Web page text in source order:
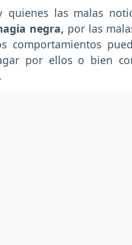
las malas
negra, por las
comportamientos
por ellos o bien